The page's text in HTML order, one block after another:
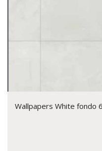
Wallpapers White fondo